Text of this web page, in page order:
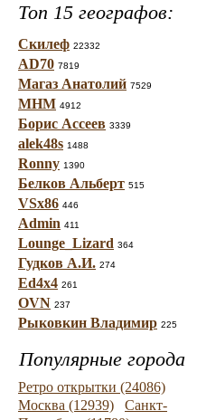
Топ 15 географов:
Скилеф 22332
AD70 7819
Магаз Анатолий 7529
МНМ 4912
Борис Ассеев 3339
alek48s 1488
Ronny 1390
Белков Альберт 515
VSx86 446
Admin 411
Lounge_Lizard 364
Гудков А.И. 274
Ed4x4 261
OVN 237
Рыковкин Владимир 225
Популярные города
Ретро открытки (24086)
Москва (12939)
Санкт-